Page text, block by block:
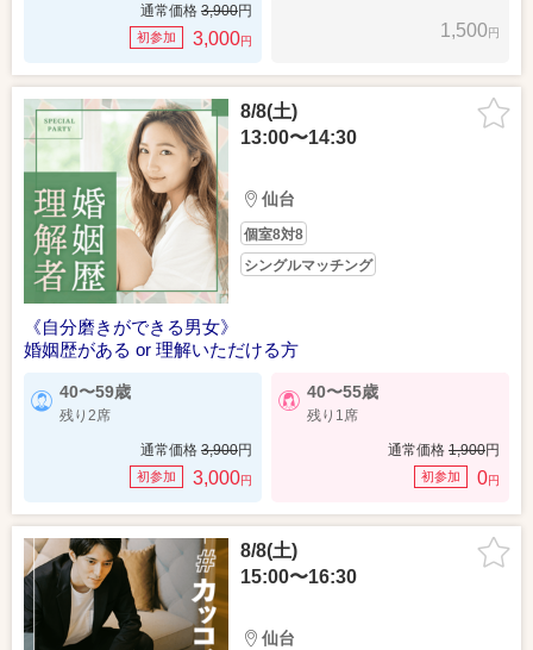
通常価格 3,900円
初参加 3,000円 1,500円
8/8(土)
13:00〜14:30
仙台
個室8対8
シングルマッチング
《自分磨きができる男女》
婚姻歴がある or 理解いただける方
40〜59歳
残り2席
通常価格 3,900円
初参加 3,000円
40〜55歳
残り1席
通常価格 1,900円
初参加 0円
8/8(土)
15:00〜16:30
仙台